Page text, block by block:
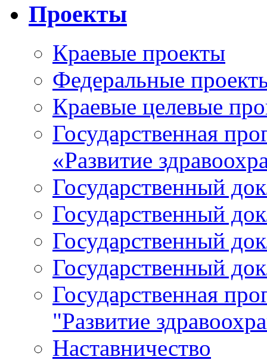
Проекты
Краевые проекты
Федеральные
Краевые целевые
Государственная
«Развитие
Государственный
Государственный
Государственный
Государственный
Государственная
"Развитие
Наставничество